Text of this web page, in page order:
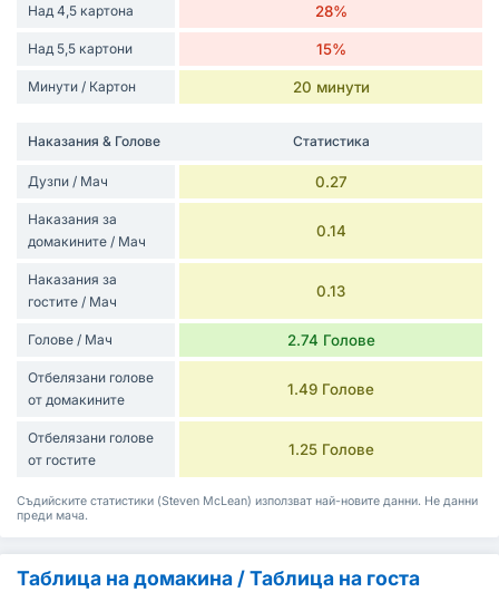
Над 4,5 картона 28%
Над 5,5 картони 15%
Минути / Картон 20 минути
Наказания & Голове Статистика
Дузпи / Мач 0.27
Наказания за
домакините / Мач
0.14
Наказания за
гостите / Мач
0.13
Голове / Мач 2.74 Голове
Отбелязани голове
от домакините
1.49 Голове
Отбелязани голове
от гостите
1.25 Голове
Съдийските статистики (Steven McLean) използват най-новите данни. Не данни
преди мача.
Таблица на домакина / Таблица на госта